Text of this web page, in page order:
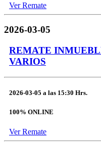
Ver Remate
2026-03-05
REMATE
VARIOS
2026-03-05 a las 15:30 Hrs.
100% ONLINE
Ver Remate